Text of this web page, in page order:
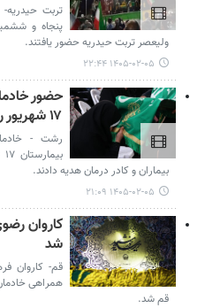
تربت
پنجاه و
ولیعصر تربت حیدریه حضور یافتند.
۱۴۰۵-۰۲-۰۵ ۲۲:۴۴
حضور
۱۷ شهریور رشت
رشت -
بیماران و کادر درمان هدیه دادند.
۱۴۰۵-۰۲-۰۵ ۲۱:۰۹
کاروان
شد
قم- کاروان
همراهی
قم شد.